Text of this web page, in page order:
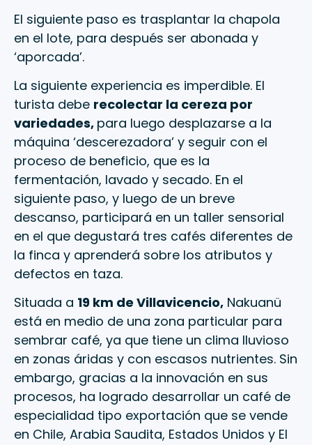
El siguiente paso es trasplantar la chapola
en el lote, para después ser abonada y
‘aporcada’.
La siguiente experiencia es imperdible. El
turista debe recolectar la cereza por
variedades, para luego desplazarse a la
máquina ‘descerezadora’ y seguir con el
proceso de beneficio, que es la
fermentación, lavado y secado. En el
siguiente paso, y luego de un breve
descanso, participará en un taller sensorial
en el que degustará tres cafés diferentes de
la finca y aprenderá sobre los atributos y
defectos en taza.
Situada a 19 km de Villavicencio, Nakuanü
está en medio de una zona particular para
sembrar café, ya que tiene un clima lluvioso
en zonas áridas y con escasos nutrientes. Sin
embargo, gracias a la innovación en sus
procesos, ha logrado desarrollar un café de
especialidad tipo exportación que se vende
en Chile, Arabia Saudita, Estados Unidos y El